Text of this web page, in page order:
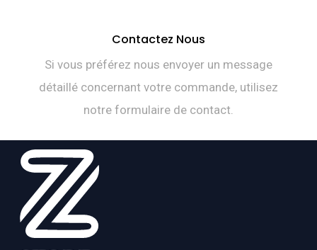
Contactez Nous
Si vous préférez nous envoyer un message
détaillé concernant votre commande, utilisez
notre formulaire de contact.